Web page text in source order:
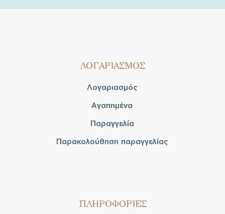
ΛΟΓΑΡΙΑΣΜΟΣ
Λογαριασμός
Αγαπημένα
Παραγγελία
Παρακολούθηση παραγγελίας
ΠΛΗΡΟΦΟΡΙΕΣ